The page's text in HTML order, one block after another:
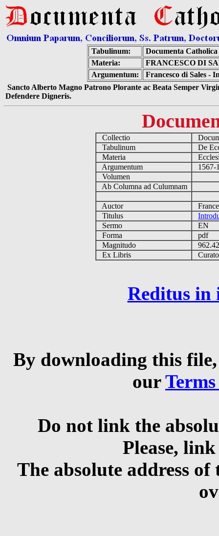
Tabulinum:
Documenta
Materia:
FRANCESCO DI
Argumentum:
Francesco di Sales -
Sancto Alberto Magno Patrono Plorante ac Beata Semper
Defendere Digneris.
Collectio
Tabulinum
De
Materia
Argumentum
1567-
Volumen
Ab Columna ad Culumnam
Auctor
Titulus
Sermo
EN
Forma
pdf
Magnitudo
Ex Libris
Reditus in
By downloading this
our
Do not link the
Please,
The absolute address